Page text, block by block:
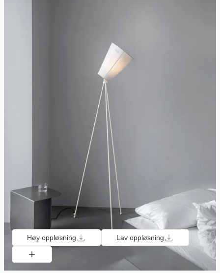
Høy oppløsning Lav oppløsning